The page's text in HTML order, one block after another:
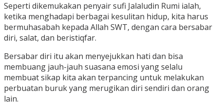
Seperti dikemukakan penyair sufi Jalaludin Rumi ialah,
ketika menghadapi berbagai kesulitan hidup, kita harus
bermuhasabah kepada Allah SWT, dengan cara bersabar
diri, salat, dan beristiqfar.
Bersabar diri itu akan menyejukkan hati dan bisa
membuang jauh-jauh suasana emosi yang selalu
membuat sikap kita akan terpancing untuk melakukan
perbuatan buruk yang merugikan diri sendiri dan orang
lain.